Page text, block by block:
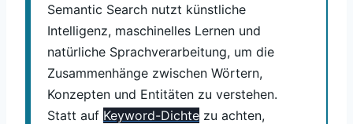
Semantic Search nutzt künstliche
Intelligenz, maschinelles Lernen und
natürliche Sprachverarbeitung, um die
Zusammenhänge zwischen Wörtern,
Konzepten und Entitäten zu verstehen.
Statt auf Keyword-Dichtezu achten,